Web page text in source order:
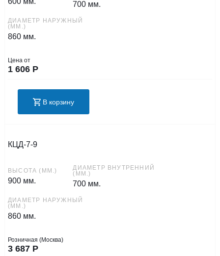
700 мм.
ДИАМЕТР НАРУЖНЫЙ
(ММ.)
860 мм.
Цена от
1 606 Р
В корзину
КЦД-7-9
ВЫСОТА (ММ.)
900 мм.
ДИАМЕТР ВНУТРЕННИЙ
(ММ.)
700 мм.
ДИАМЕТР НАРУЖНЫЙ
(ММ.)
860 мм.
Розничная (Москва)
3 687 Р